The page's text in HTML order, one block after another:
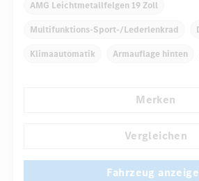
AMG Leichtmetallfelgen 19 Zoll
Multifunktions-Sport-/Lederlenkrad
Klimaautomatik Armauflage hinten
Sportsitze ...
Merken
Vergleichen
Fahrzeug